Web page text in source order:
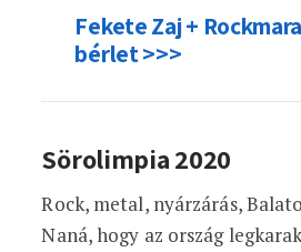
Fekete Zaj +
bérlet >>>
Sörolimpia 2020
Rock, metal, nyárzárás,
Naná, hogy az ország